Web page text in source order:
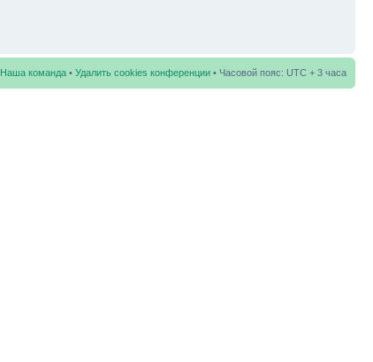
Наша команда • Удалить cookies конференции • Часовой пояс: UTC + 3 часа